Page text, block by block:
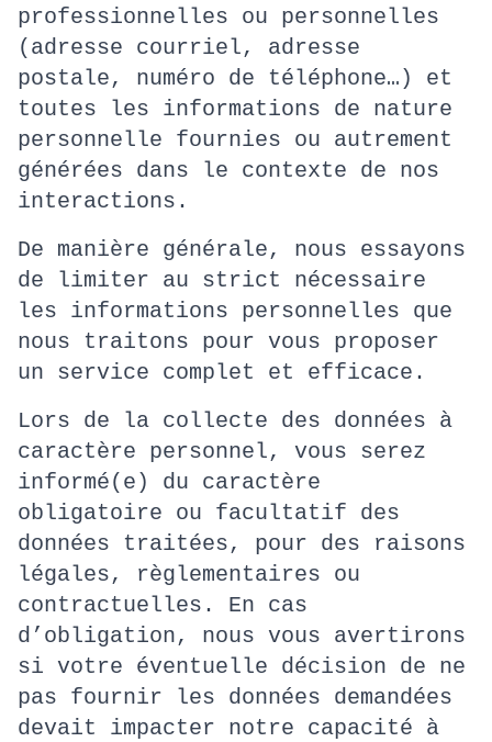
professionnelles ou personnelles
(adresse courriel, adresse
postale, numéro de téléphone…) et
toutes les informations de nature
personnelle fournies ou autrement
générées dans le contexte de nos
interactions.
De manière générale, nous essayons
de limiter au strict nécessaire
les informations personnelles que
nous traitons pour vous proposer
un service complet et efficace.
Lors de la collecte des données à
caractère personnel, vous serez
informé(e) du caractère
obligatoire ou facultatif des
données traitées, pour des raisons
légales, règlementaires ou
contractuelles. En cas
d’obligation, nous vous avertirons
si votre éventuelle décision de ne
pas fournir les données demandées
devait impacter notre capacité à